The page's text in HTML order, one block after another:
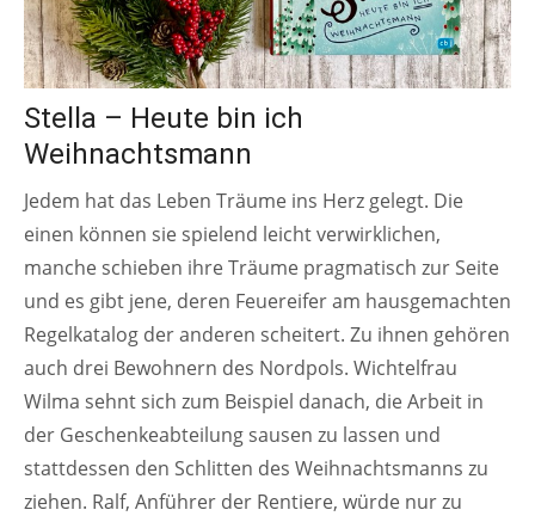
Stella – Heute bin ich
Weihnachtsmann
Jedem hat das Leben Träume ins Herz gelegt. Die
einen können sie spielend leicht verwirklichen,
manche schieben ihre Träume pragmatisch zur Seite
und es gibt jene, deren Feuereifer am hausgemachten
Regelkatalog der anderen scheitert. Zu ihnen gehören
auch drei Bewohnern des Nordpols. Wichtelfrau
Wilma sehnt sich zum Beispiel danach, die Arbeit in
der Geschenkeabteilung sausen zu lassen und
stattdessen den Schlitten des Weihnachtsmanns zu
ziehen. Ralf, Anführer der Rentiere, würde nur zu